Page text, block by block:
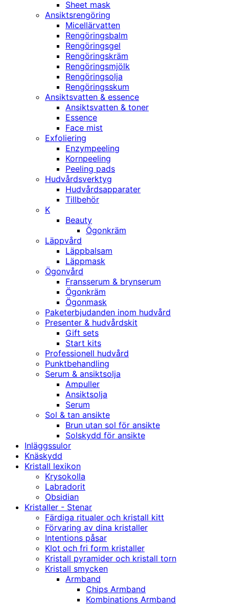
Sheet mask
Ansiktsrengöring
Micellärvatten
Rengöringsbalm
Rengöringsgel
Rengöringskräm
Rengöringsmjölk
Rengöringsolja
Rengöringsskum
Ansiktsvatten & essence
Ansiktsvatten & toner
Essence
Face mist
Exfoliering
Enzympeeling
Kornpeeling
Peeling pads
Hudvårdsverktyg
Hudvårdsapparater
Tillbehör
K
Beauty
Ögonkräm
Läppvård
Läppbalsam
Läppmask
Ögonvård
Fransserum & brynserum
Ögonkräm
Ögonmask
Paketerbjudanden inom hudvård
Presenter & hudvårdskit
Gift sets
Start kits
Professionell hudvård
Punktbehandling
Serum & ansiktsolja
Ampuller
Ansiktsolja
Serum
Sol & tan ansikte
Brun utan sol för ansikte
Solskydd för ansikte
Inläggssulor
Knäskydd
Kristall lexikon
Krysokolla
Labradorit
Obsidian
Kristaller - Stenar
Färdiga ritualer och kristall kitt
Förvaring av dina kristaller
Intentions påsar
Klot och fri form kristaller
Kristall pyramider och kristall torn
Kristall smycken
Armband
Chips Armband
Kombinations Armband